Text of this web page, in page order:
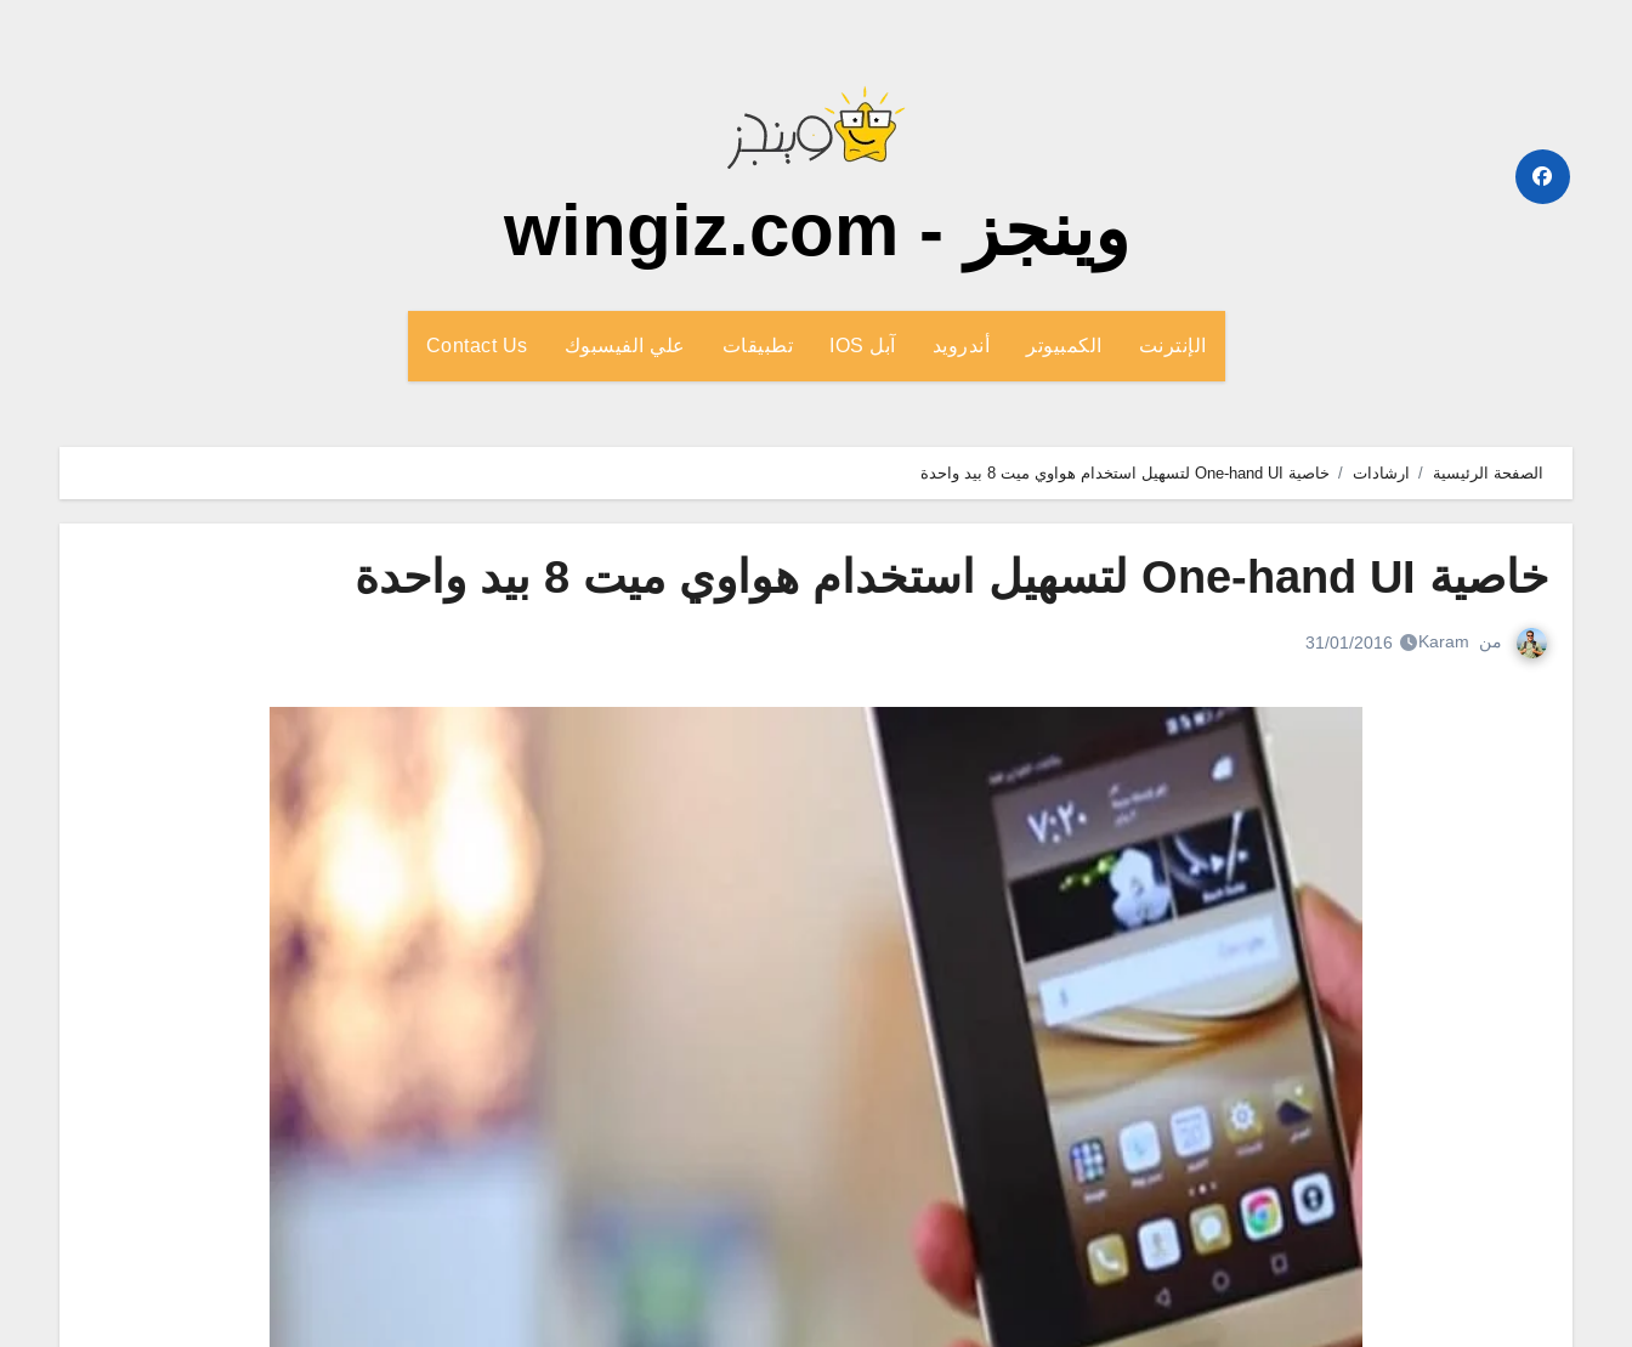
وينجز - wingiz.com
الإنترنت الكمبيوتر أندرويد آبل IOS تطبيقات علي الفيسبوك Contact Us
الصفحة الرئيسية ارشادات خاصية One-hand UI لتسهيل استخدام هواوي ميت 8 بيد واحدة
خاصية One-hand UI لتسهيل استخدام هواوي ميت 8 بيد واحدة
من Karam
31/01/2016